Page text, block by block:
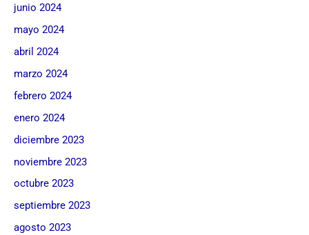
junio 2024
mayo 2024
abril 2024
marzo 2024
febrero 2024
enero 2024
diciembre 2023
noviembre 2023
octubre 2023
septiembre 2023
agosto 2023